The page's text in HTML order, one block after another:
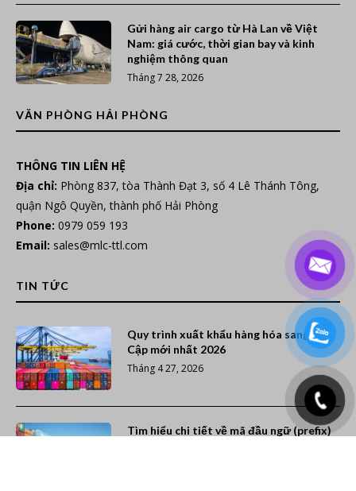
Gửi hàng air cargo từ Hà Lan về Việt
Nam: giá cước, thời gian bay và kinh
nghiệm thông quan
Tháng 7 28, 2026
VĂN PHÒNG HẢI PHÒNG
THÔNG TIN LIÊN HỆ
Địa chỉ: Phòng 837, tòa Thành Đạt 3, số 4 Lê Thánh Tông,
quận Ngô Quyền, thành phố Hải Phòng
Phone: 0979 059 193
Email: sales@mlc-ttl.com
TIN TỨC
Quy trình xuất khẩu hàng hóa sang Ai
Cập mới nhất 2026
Tháng 4 27, 2026
Tìm hiểu chi tiết về mã đầu ngữ (prefix)